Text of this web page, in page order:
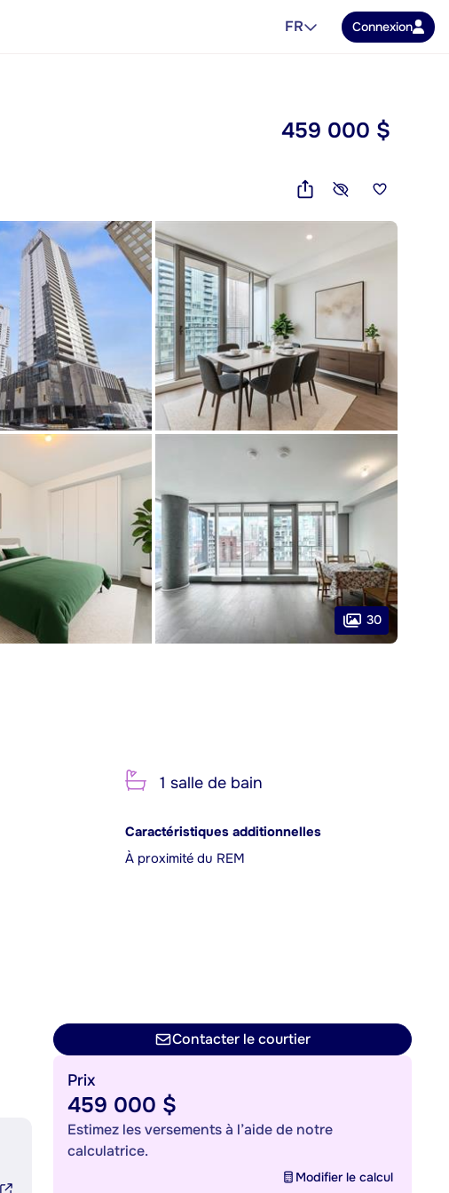
FR Connexion
459 000 $
30
1 salle de bain
Caractéristiques additionnelles
À proximité du REM
Contacter le courtier
Prix
459 000 $
Estimez les versements à l’aide de notre
calculatrice.
Modifier le calcul